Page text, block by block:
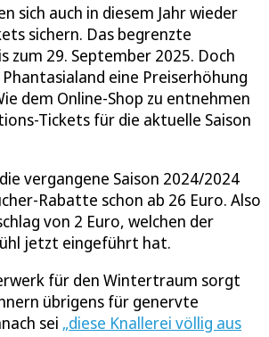
sich auch in diesem Jahr wieder
sichern. Das begrenzte
zum 29. September 2025. Doch
eine Preiserhöhung
dem Online-Shop zu entnehmen
Tickets für die aktuelle Saison
vergangene Saison 2024/2024
Rabatte schon ab 26 Euro. Also
von 2 Euro, welchen der
jetzt eingeführt hat.
für den Wintertraum sorgt
übrigens für genervte
sei „diese Knallerei völlig aus